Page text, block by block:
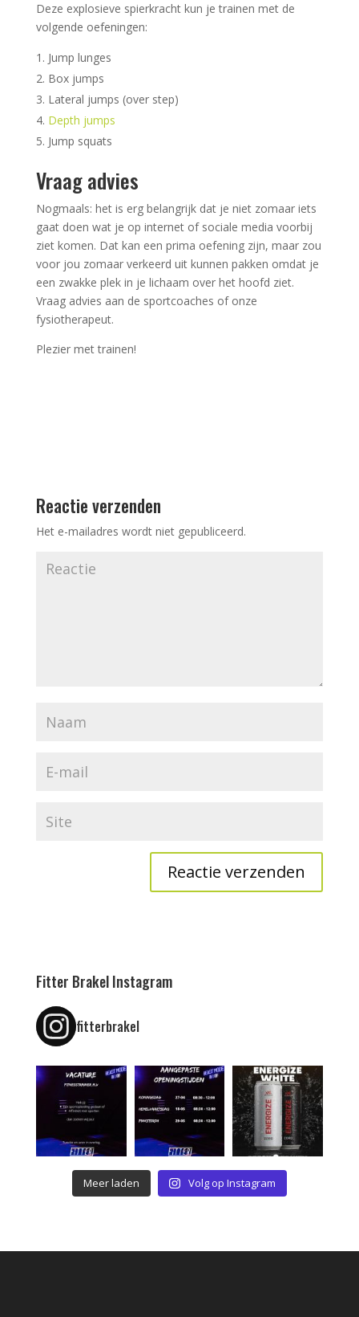
Deze explosieve spierkracht kun je trainen met de
volgende oefeningen:
Jump lunges
Box jumps
Lateral jumps (over step)
Depth jumps
Jump squats
Vraag advies
Nogmaals: het is erg belangrijk dat je niet zomaar iets
gaat doen wat je op internet of sociale media voorbij
ziet komen. Dat kan een prima oefening zijn, maar zou
voor jou zomaar verkeerd uit kunnen pakken omdat je
een zwakke plek in je lichaam over het hoofd ziet.
Vraag advies aan de sportcoaches of onze
fysiotherapeut.
Plezier met trainen!
Reactie verzenden
Het e-mailadres wordt niet gepubliceerd.
Fitter Brakel Instagram
fitterbrakel
Meer laden Volg op Instagram